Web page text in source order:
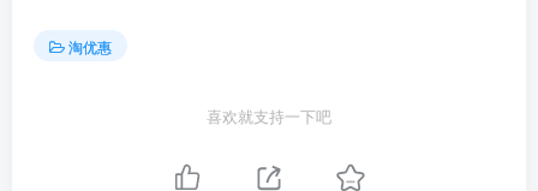
淘优惠
喜欢就支持一下吧